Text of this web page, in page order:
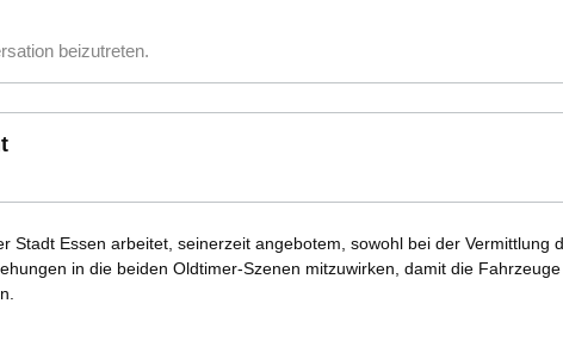
beizutreten.
Stadt Essen arbeitet, seinerzeit angebotem, sowohl bei der Vermittlung
in die beiden Oldtimer-Szenen mitzuwirken, damit die